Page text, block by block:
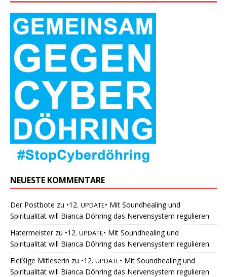
NEUESTE KOMMENTARE
Der Postbote zu •12. UPDATE• Mit Soundhealing und
Spiritualität will Bianca Döhring das Nervensystem regulieren
Hatermeisterzu •12. UPDATE• Mit Soundhealing und
Spiritualität will Bianca Döhring das Nervensystem regulieren
Fleißige Mitleserin zu •12. UPDATE• Mit Soundhealing und
Spiritualität will Bianca Döhring das Nervensystem regulieren